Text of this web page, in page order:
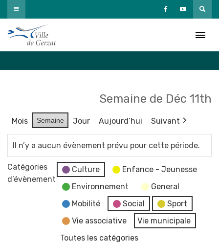
Passer
au
contenu
Semaine de Déc 11th
Mois Semaine Jour Aujourd’hui Suivant
Il n’y a aucun évènement prévu pour cette période.
Catégories
d’évènement
Culture
Enfance - Jeunesse
Environnement
General
Mobilité
Social
Sport
Vie associative
Vie municipale
Toutes les catégories